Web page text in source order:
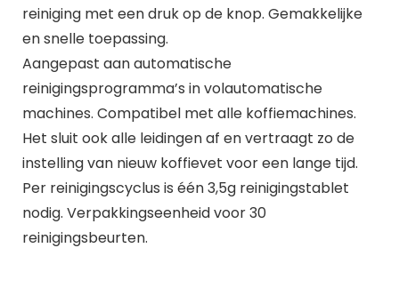
reiniging met een druk op de knop. Gemakkelijke
en snelle toepassing.
Aangepast aan automatische
reinigingsprogramma’s in volautomatische
machines. Compatibel met alle koffiemachines.
Het sluit ook alle leidingen af en vertraagt zo de
instelling van nieuw koffievet voor een lange tijd.
Per reinigingscyclus is één 3,5g reinigingstablet
nodig. Verpakkingseenheid voor 30
reinigingsbeurten.